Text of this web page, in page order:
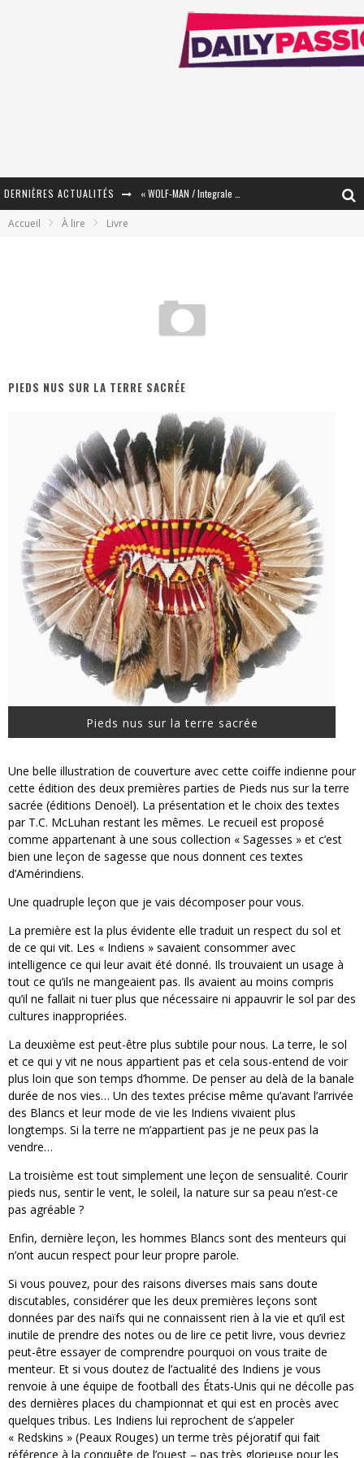
DERNIÈRES ACTUALITÉS
Star Fox
Assassin's Creed Black Flag Resynced
« Le Vent dand les Saules » - Une Belle Histoire !
« Damn Them All » - Un duo de Choc !
Yoshi and the mysterious book
Accueil À lire Livre
PIEDS NUS SUR LA TERRE SACRÉE
Pieds nus sur la terre sacrée
Une belle illustration de couverture avec cette coiffe indienne pour
cette édition des deux premières parties de Pieds nus sur la terre
sacrée (éditions Denoël). La présentation et le choix des textes
par T.C. McLuhan restant les mêmes. Le recueil est proposé
comme appartenant à une sous collection « Sagesses » et c’est
bien une leçon de sagesse que nous donnent ces textes
d’Amérindiens.
Une quadruple leçon que je vais décomposer pour vous.
La première est la plus évidente elle traduit un respect du sol et
de ce qui vit. Les « Indiens » savaient consommer avec
intelligence ce qui leur avait été donné. Ils trouvaient un usage à
tout ce qu’ils ne mangeaient pas. Ils avaient au moins compris
qu’il ne fallait ni tuer plus que nécessaire ni appauvrir le sol par des
cultures inappropriées.
La deuxième est peut-être plus subtile pour nous. La terre, le sol
et ce qui y vit ne nous appartient pas et cela sous-entend de voir
plus loin que son temps d’homme. De penser au delà de la banale
durée de nos vies… Un des textes précise même qu’avant l’arrivée
des Blancs et leur mode de vie les Indiens vivaient plus
longtemps. Si la terre ne m’appartient pas je ne peux pas la
vendre…
La troisième est tout simplement une leçon de sensualité. Courir
pieds nus, sentir le vent, le soleil, la nature sur sa peau n’est-ce
pas agréable ?
Enfin, dernière leçon, les hommes Blancs sont des menteurs qui
n’ont aucun respect pour leur propre parole.
Si vous pouvez, pour des raisons diverses mais sans doute
discutables, considérer que les deux premières leçons sont
données par des naïfs qui ne connaissent rien à la vie et qu’il est
inutile de prendre des notes ou de lire ce petit livre, vous devriez
peut-être essayer de comprendre pourquoi on vous traite de
menteur. Et si vous doutez de l’actualité des Indiens je vous
renvoie à une équipe de football des États-Unis qui ne décolle pas
des dernières places du championnat et qui est en procès avec
quelques tribus. Les Indiens lui reprochent de s’appeler
« Redskins » (Peaux Rouges) un terme très péjoratif qui fait
référence à la conquête de l’ouest – pas très glorieuse pour les